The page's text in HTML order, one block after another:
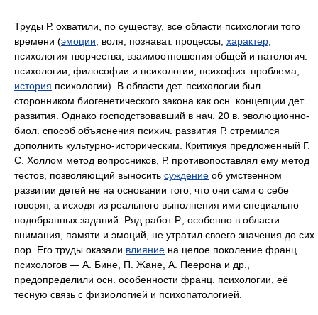
Труды Р. охватили, по существу, все области психологии того
времени (эмоции , воля, познават. процессы, характер
психология творчества, взаимоотношения общей и патологич.
психологии, философии и психологии, психофиз. проблема,
история психологии). В области дет. психологии был
сторонником биогенетического закона как осн. концепции дет.
развития. Однако господствовавший в нач. 20 в. эволюционно-
биол. способ объяснения психич. развития Р. стремился
дополнить культурно-историческим. Критикуя предложенный Г.
С. Холлом метод вопросников, Р. противопоставлял ему метод
тестов, позволяющий выносить суждение об умственном
развитии детей не на основании того, что они сами о себе
говорят, а исходя из реального выполнения ими специально
подобранных заданий. Ряд работ Р., особенно в области
внимания, памяти и эмоций, не утратил своего значения до сих
пор. Его труды оказали влияние на целое поколение франц.
психологов — А. Бине, П. Жане, А. Пеерона и др.,
предопределили осн. особенности франц. психологии, её
тесную связь с физиологией и психопатологией.